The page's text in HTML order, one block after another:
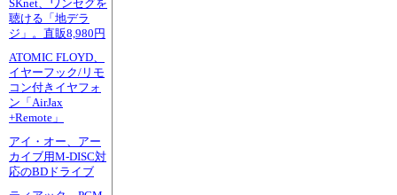
SKnet、ワンセグを
聴ける「地デラ
ジ」。直販8,980円
ATOMIC FLOYD、
イヤーフック/リモ
コン付きイヤフォ
ン「AirJax
+Remote」
アイ・オー、アー
カイブ用M-DISC対
応のBDドライブ